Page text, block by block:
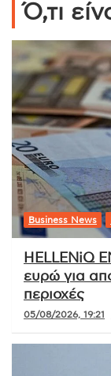
Ό,τι
Business News
HELLENiQ
ευρώ για
περιοχές
05/08/2026, 19:21